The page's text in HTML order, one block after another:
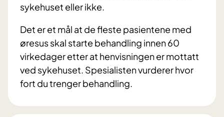
sykehuset eller ikke.
Det er et mål at de fleste pasientene med
øresus skal starte behandling innen 60
virkedager etter at henvisningen er mottatt
ved sykehuset. Spesialisten vurderer hvor
fort du trenger behandling.